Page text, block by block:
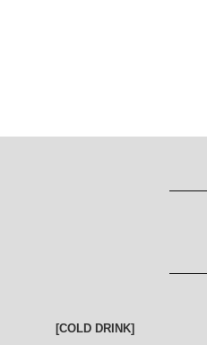
[COLD DRINK]